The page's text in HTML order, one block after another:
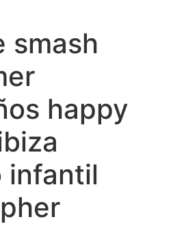
smash
happy
infantil